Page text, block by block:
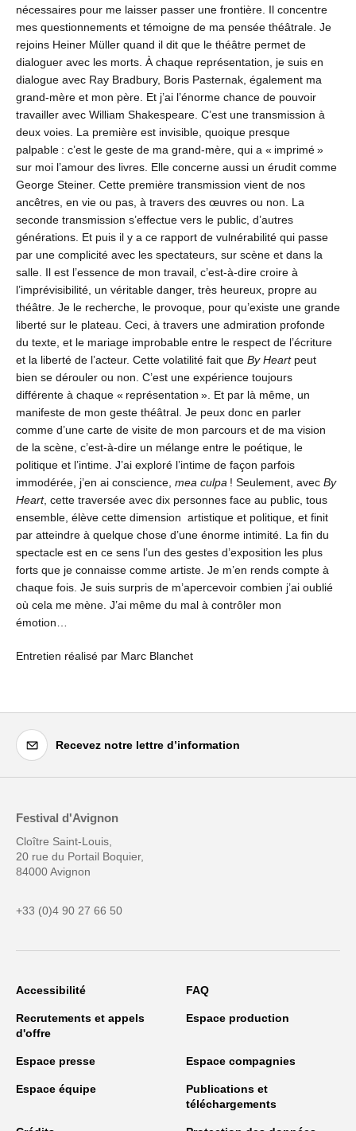
nécessaires pour me laisser passer une frontière. Il concentre
mes questionnements et témoigne de ma pensée théâtrale. Je
rejoins Heiner Müller quand il dit que le théâtre permet de
dialoguer avec les morts. À chaque représentation, je suis en
dialogue avec Ray Bradbury, Boris Pasternak, également ma
grand-mère et mon père. Et j’ai l’énorme chance de pouvoir
travailler avec William Shakespeare. C’est une transmission à
deux voies. La première est invisible, quoique presque
palpable : c’est le geste de ma grand-mère, qui a « imprimé »
sur moi l’amour des livres. Elle concerne aussi un érudit comme
George Steiner. Cette première transmission vient de nos
ancêtres, en vie ou pas, à travers des œuvres ou non. La
seconde transmission s’effectue vers le public, d’autres
générations. Et puis il y a ce rapport de vulnérabilité qui passe
par une complicité avec les spectateurs, sur scène et dans la
salle. Il est l’essence de mon travail, c’est-à-dire croire à
l’imprévisibilité, un véritable danger, très heureux, propre au
théâtre. Je le recherche, le provoque, pour qu’existe une grande
liberté sur le plateau. Ceci, à travers une admiration profonde
du texte, et le mariage improbable entre le respect de l’écriture
et la liberté de l’acteur. Cette volatilité fait que By Heartpeut
bien se dérouler ou non. C’est une expérience toujours
différente à chaque « représentation ». Et par là même, un
manifeste de mon geste théâtral. Je peux donc en parler
comme d’une carte de visite de mon parcours et de ma vision
de la scène, c’est-à-dire un mélange entre le poétique, le
politique et l’intime. J’ai exploré l’intime de façon parfois
immodérée, j’en ai conscience, mea culpa ! Seulement, avec By
Heart, cette traversée avec dix personnes face au public, tous
ensemble, élève cette dimension artistique et politique, et finit
par atteindre à quelque chose d’une énorme intimité. La fin du
spectacle est en ce sens l’un des gestes d’exposition les plus
forts que je connaisse comme artiste. Je m’en rends compte à
chaque fois. Je suis surpris de m’apercevoir combien j’ai oublié
où cela me mène. J’ai même du mal à contrôler mon
émotion…
Entretien réalisé par Marc Blanchet
Recevez notre lettre d’information
Festival d'Avignon
Cloître Saint-Louis,
20 rue du Portail Boquier,
84000 Avignon
+33 (0)4 90 27 66 50
Accessibilité FAQ
Recrutements et appels
d'offre
Espace production
Espace presse Espace compagnies
Espace équipe
Publications et
téléchargements